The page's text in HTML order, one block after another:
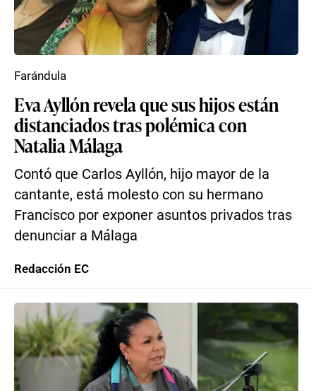
Eva Ayllón revela que sus hijos están
distanciados tras polémica con
Natalia Málaga
Contó que Carlos Ayllón, hijo mayor de la
cantante, está molesto con su hermano
Francisco por exponer asuntos privados tras
denunciar a Málaga
Farándula
Redacción EC